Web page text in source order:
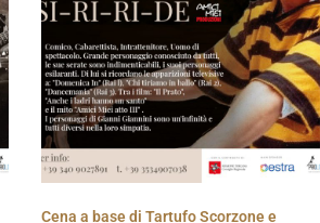
Cena a base di Tartufo Scorzone e